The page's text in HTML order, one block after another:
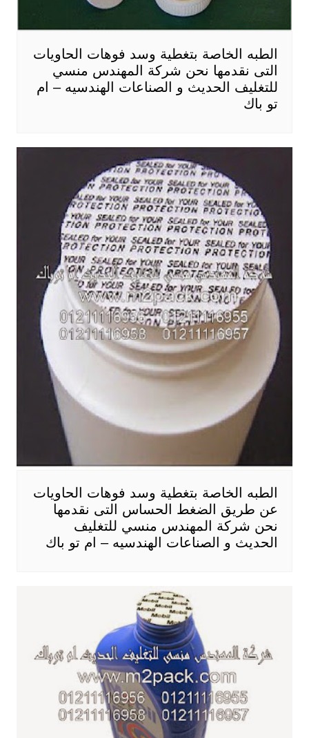
الطبه الخاصة بتغطية وسد فوهات الحاويات
التى نقدمها نحن شركة المهندس منسي
للتغليف الحديث و الصناعات الهندسيه – ام
تو باك
الطبه الخاصة بتغطية وسد فوهات الحاويات
عن طريق الضغط الحساس التى نقدمها
نحن شركة المهندس منسي للتغليف
الحديث و الصناعات الهندسيه – ام تو باك